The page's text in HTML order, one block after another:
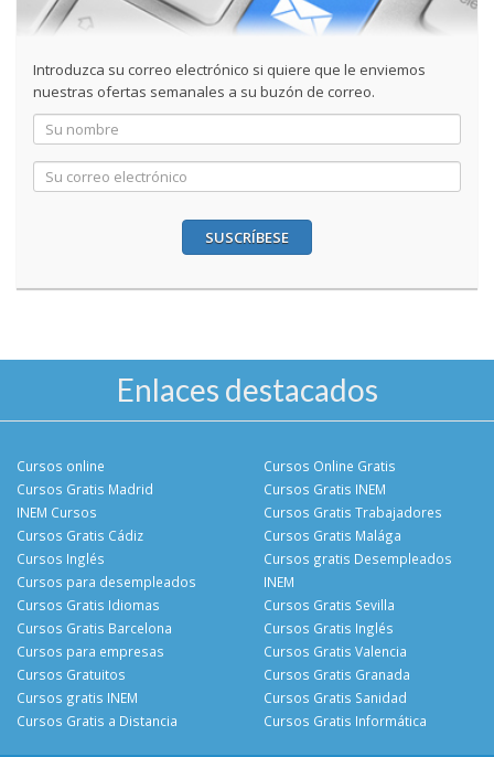
Introduzca su correo electrónico si quiere que le enviemos
nuestras ofertas semanales a su buzón de correo.
SUSCRÍBESE
Enlaces destacados
Cursos online
Cursos Gratis Madrid
INEM Cursos
Cursos Gratis Cádiz
Cursos Online Gratis
Cursos Gratis INEM
Cursos Gratis Trabajadores
Cursos Gratis Malága
Cursos Inglés
Cursos para desempleados
Cursos Gratis Idiomas
Cursos Gratis Barcelona
Cursos gratis Desempleados
INEM
Cursos Gratis Sevilla
Cursos Gratis Inglés
Cursos para empresas
Cursos Gratuitos
Cursos gratis INEM
Cursos Gratis a Distancia
Cursos Gratis Valencia
Cursos Gratis Granada
Cursos Gratis Sanidad
Cursos Gratis Informática